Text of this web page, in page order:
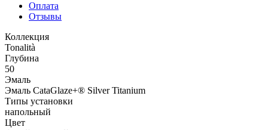
Оплата
Отзывы
Коллекция
Tonalità
Глубина
50
Эмаль
Эмаль CataGlaze+® Silver Titanium
Типы установки
напольный
Цвет